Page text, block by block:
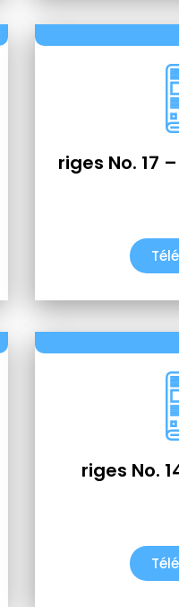
riges No. 17
riges No.